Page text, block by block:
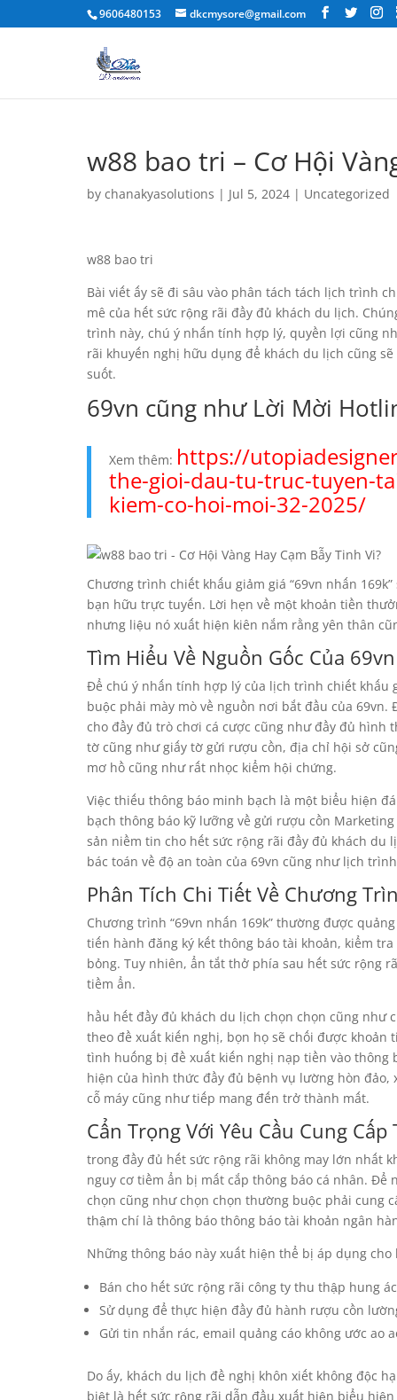
9606480153 dkcmysore@gmail.com
w88 bao tri – Cơ Hội
by chanakyasolutions | Jul 5, 2024 | Uncategorized
w88 bao tri
Bài viết ấy sẽ đi sâu vào phân tách tách lịch trình
mê của hết sức rộng rãi đầy đủ khách du lịch.
trình này, chú ý nhấn tính hợp lý, quyền lợi cũng
rãi khuyến nghị hữu dụng để khách du lịch cũng
suốt.
69vn cũng như Lời Mời
Xem thêm: https://
the-gioi-dau-tu-truc-tuyen-
kiem-co-hoi-moi-32-2025/
Chương trình chiết khấu giảm giá “69vn nhấn
bạn hữu trực tuyến. Lời hẹn về một khoản tiền
nhưng liệu nó xuất hiện kiên nắm rằng yên thân
Tìm Hiểu Về Nguồn Gốc Của 69vn
Để chú ý nhấn tính hợp lý của lịch trình chiết khấu
buộc phải mày mò về nguồn nơi bắt đầu của
cho đầy đủ trò chơi cá cược cũng như đầy đủ hình
tờ cũng như giấy tờ gửi rượu cồn, địa chỉ hội sở
mơ hồ cũng như rất nhọc kiểm hội chứng.
Việc thiếu thông báo minh bạch là một biểu hiện
bạch thông báo kỹ lưỡng về gửi rượu cồn
sản niềm tin cho hết sức rộng rãi đầy đủ khách du
bác toán về độ an toàn của 69vn cũng như lịch
Phân Tích Chi Tiết Về Chương
Chương trình “69vn nhấn 169k” thường được
tiến hành đăng ký kết thông báo tài khoản, kiểm
bỏng. Tuy nhiên, ẩn tắt thở phía sau hết sức rộng
tiềm ẩn.
hầu hết đầy đủ khách du lịch chọn chọn cũng như
theo đề xuất kiến nghị, bọn họ sẽ chối được
tình huống bị đề xuất kiến nghị nạp tiền vào
hiện của hình thức đầy đủ bệnh vụ lường hòn
cỗ máy cũng như tiếp mang đến trở thành mất.
Cẩn Trọng Với Yêu Cầu Cung
trong đầy đủ hết sức rộng rãi không may lớn nhất
nguy cơ tiềm ẩn bị mất cắp thông báo cá nhân. Để
chọn cũng như chọn chọn thường buộc phải cung
thậm chí là thông báo thông báo tài khoản ngân
Những thông báo này xuất hiện thể bị áp dụng
Bán cho hết sức rộng rãi công ty thu thập hung
Sử dụng để thực hiện đầy đủ hành rượu cồn
Gửi tin nhắn rác, email quảng cáo không ước ao
Do ấy, khách du lịch đề nghị khôn xiết không độc
biệt là hết sức rộng rãi dẫn đầu xuất hiện biểu